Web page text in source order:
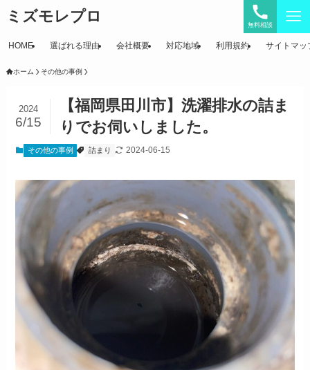
ミズモレプロ 無料相談
HOME 選ばれる理由 会社概要 対応地域 利用規約 サイトマッ
ホーム その他の事例
【福岡県田川市】洗濯排水の詰ま
りでお伺いしました。
2024
6/15
その他の事例 詰まり 2024-06-15